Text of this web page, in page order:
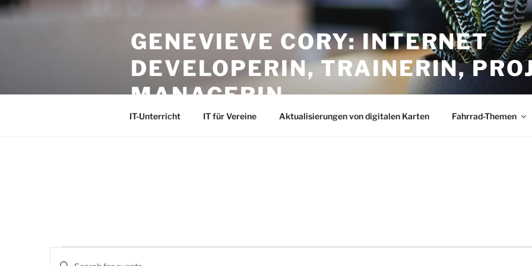
Skip
to
GENEVIEVE CORY: INTERNET
DEVELOPERIN, TRAINERIN,
MANAGERIN
IT-Unterricht IT für Vereine Aktualisierungen von digitalen Karten Fahrrad-Themen
Events